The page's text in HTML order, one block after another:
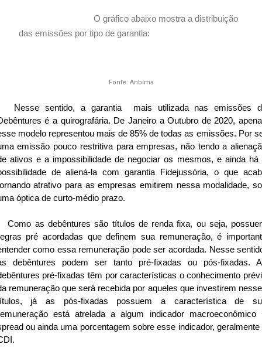
O gráfico abaixo mostra a distribuição
das emissões por tipo de garantia:
Fonte: Anbima
sentido, a garantia
mais utilizada nas emissões
é a quirografária. De Janeiro a Outubro de 2020,
modelo representou mais de 85% de todas as emissões. Por
emissão pouco restritiva para empresas, não tendo a
ativos e a impossibilidade de negociar os mesmos, e ainda há
de aliená-la com garantia Fidejussória, o que
atrativo para as empresas emitirem nessa modalidade,
óptica de curto-médio prazo.
as debêntures são títulos de renda fixa, ou seja,
pré acordadas que definem sua remuneração, é
como essa remuneração pode ser acordada. Nesse
debêntures podem ser tanto pré-fixadas ou pós-fixadas.
pré-fixadas têm por características o conhecimento
remuneração que será recebida por aqueles que investirem
já as pós-fixadas possuem a característica de
está atrelada a algum indicador macroeconômico
ou ainda uma porcentagem sobre esse indicador, geralmente